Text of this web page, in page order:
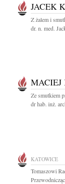
JACEK
Z żalem i
dr. n. med.
MACIEJ
Ze smutkiem
dr hab. inż.
KATOWICE
Tomaszowi